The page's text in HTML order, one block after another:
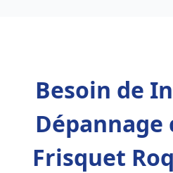
Besoin de
Dépannage
Frisquet